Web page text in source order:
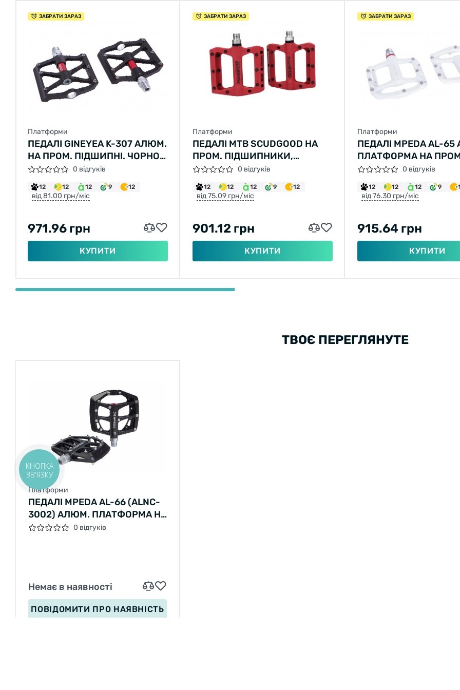
ЗАБРАТИ ЗАРАЗ
Платформи
ПЕДАЛІ GINEYEA K-307 АЛЮМ.
НА ПРОМ. ПІДШИПНІ. ЧОРНО-
ЧЕРВОНІ (ЧОРНО-ЧЕРВОНИЙ)
0 відгуків
12 12 12 9 12
від 81.00 грн/міс
971.96 грн
КУПИТИ
ЗАБРАТИ ЗАРАЗ
Платформи
ПЕДАЛІ MTB SCUDGOOD НА
ПРОМ. ПІДШИПНИКИ,
НЕЙЛОН, ЧЕРВОНІ
0 відгуків
12 12 12 9 12
від 75.09 грн/міс
901.12 грн
КУПИТИ
ЗАБРАТИ ЗАРАЗ
Платформи
ПЕДАЛІ MPEDA AL-
ПЛАТФОРМА НА
ПІДШИПНІ. (БІЛИЙ)
0 відгуків
12 12 12 9
від 76.30 грн/міс
915.64 грн
КУПИТИ
ТВОЄ ПЕРЕГЛЯНУТЕ
ТОП
Платформи
ПЕДАЛІ MPEDA AL-66 (ALNC-
3002) АЛЮМ. ПЛАТФОРМА НА
ПРОМ. ПІДШИПНІ. (ЧОРНИЙ)
0 відгуків
Немає в наявності
ПОВІДОМИТИ ПРО НАЯВНІСТЬ
КНОПКА
ЗВ'ЯЗКУ